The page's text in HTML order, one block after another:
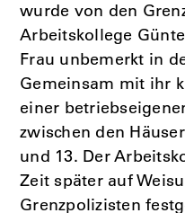
wurde von den
Arbeitskollege
Frau unbemerkt in
Gemeinsam mit ihr
einer
zwischen den
und 13. Der
Zeit später auf
Grenzpolizisten